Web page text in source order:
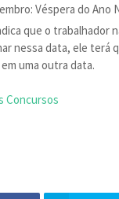
Véspera do
que o trabalhador
nessa data, ele terá
uma outra data.
Concursos